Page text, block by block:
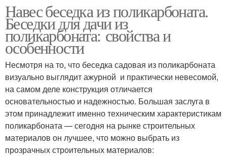
Навес беседка из поликарбоната.
Беседки для дачи из
поликарбоната: свойства и
особенности
Несмотря на то, что беседка садовая из поликарбоната
визуально выглядит ажурной и практически невесомой,
на самом деле конструкция отличается
основательностью и надежностью. Большая заслуга в
этом принадлежит именно техническим характеристикам
поликарбоната — сегодня на рынке строительных
материалов он лучшее, что можно выбрать из
прозрачных строительных материалов: